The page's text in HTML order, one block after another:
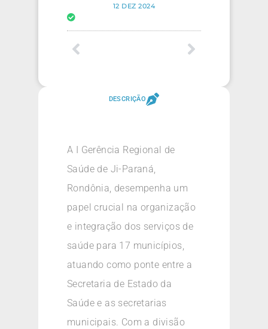
12 DEZ 2024
DESCRIÇÃO
A I Gerência Regional de
Saúde de Ji-Paraná,
Rondônia, desempenha um
papel crucial na organização
e integração dos serviços de
saúde para 17 municípios,
atuando como ponte entre a
Secretaria de Estado da
Saúde e as secretarias
municipais. Com a divisão